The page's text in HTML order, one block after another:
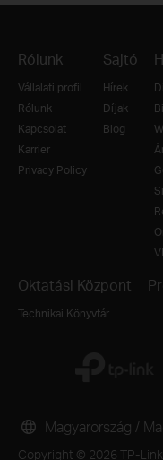
Rólunk
Vállalati profil
Rólunk
Kapcsolat
Karrier
Privacy Policy
Sajtó
Hírek
Díjak
Blog
Oktatási Központ
Technikai Könyvtár
Copyright © 2026 TP-
Magyarország /